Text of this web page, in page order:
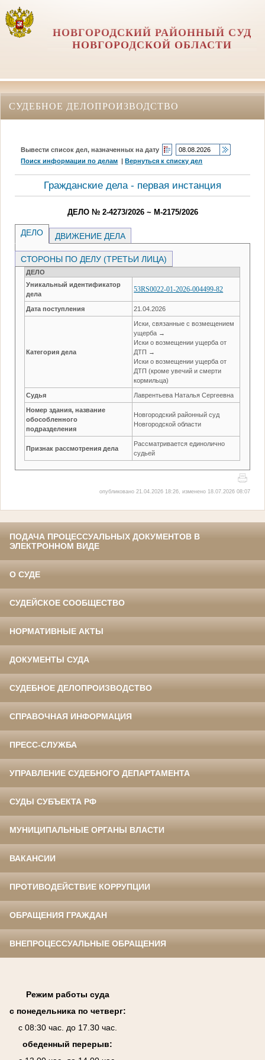
НОВГОРОДСКИЙ РАЙОННЫЙ СУД
НОВГОРОДСКОЙ ОБЛАСТИ
СУДЕБНОЕ ДЕЛОПРОИЗВОДСТВО
Вывести список дел, назначенных на дату
Поиск информации по делам |Вернуться к списку дел
Гражданские дела - первая инстанция
ДЕЛО № 2-4273/2026 ~ М-2175/2026
ДЕЛО ДВИЖЕНИЕ ДЕЛА
СТОРОНЫ ПО ДЕЛУ (ТРЕТЬИ ЛИЦА)
ДЕЛО
Уникальный идентификатор
дела
53RS0022-01-2026-004499-82
Дата поступления 21.04.2026
Категория дела
Иски, связанные с возмещением
ущерба →
Иски о возмещении ущерба от
ДТП →
Иски о возмещении ущерба от
ДТП (кроме увечий и смерти
кормильца)
Судья Лаврентьева Наталья Сергеевна
Номер здания, название
обособленного
подразделения
Новгородский районный суд
Новгородской области
Признак рассмотрения дела
Рассматривается единолично
судьей
опубликовано 21.04.2026 18:26, изменено 18.07.2026 08:07
ПОДАЧА ПРОЦЕССУАЛЬНЫХ ДОКУМЕНТОВ В
ЭЛЕКТРОННОМ ВИДЕ
О СУДЕ
СУДЕЙСКОЕ СООБЩЕСТВО
НОРМАТИВНЫЕ АКТЫ
ДОКУМЕНТЫ СУДА
СУДЕБНОЕ ДЕЛОПРОИЗВОДСТВО
СПРАВОЧНАЯ ИНФОРМАЦИЯ
ПРЕСС-СЛУЖБА
УПРАВЛЕНИЕ СУДЕБНОГО ДЕПАРТАМЕНТА
СУДЫ СУБЪЕКТА РФ
МУНИЦИПАЛЬНЫЕ ОРГАНЫ ВЛАСТИ
ВАКАНСИИ
ПРОТИВОДЕЙСТВИЕ КОРРУПЦИИ
ОБРАЩЕНИЯ ГРАЖДАН
ВНЕПРОЦЕССУАЛЬНЫЕ ОБРАЩЕНИЯ
Режим работы суда
с понедельника по четверг:
с 08:30 час. до 17.30 час.
обеденный перерыв: